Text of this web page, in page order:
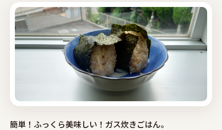
簡単！ふっくら美味しい！ガス炊きごはん。